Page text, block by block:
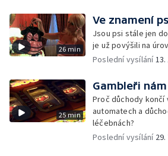
26 min
Ve znamení
Jsou psi stále jen
je už povýšili na
Poslední vysílání13.
25 min
Gambleři
Proč důchody končí
automatech a
léčebnách?
Poslední vysílání 29.